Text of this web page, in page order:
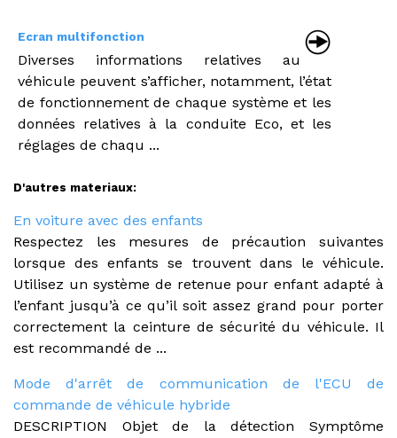
Ecran multifonction
Diverses informations relatives au
véhicule peuvent s’afficher, notamment, l’état
de fonctionnement de chaque système et les
données relatives à la conduite Eco, et les
réglages de chaqu ...
D'autres materiaux:
En voiture avec des enfants
Respectez les mesures de précaution suivantes
lorsque des enfants se trouvent dans le véhicule.
Utilisez un système de retenue pour enfant adapté à
l’enfant jusqu’à ce qu’il soit assez grand pour porter
correctement la ceinture de sécurité du véhicule. Il
est recommandé de ...
Mode d'arrêt de communication de l'ECU de
commande de véhicule hybride
DESCRIPTION Objet de la détection Symptôme